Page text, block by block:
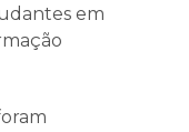
em